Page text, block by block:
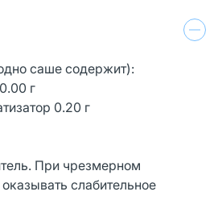
саше содержит):
г
0.20 г
При чрезмерном
слабительное